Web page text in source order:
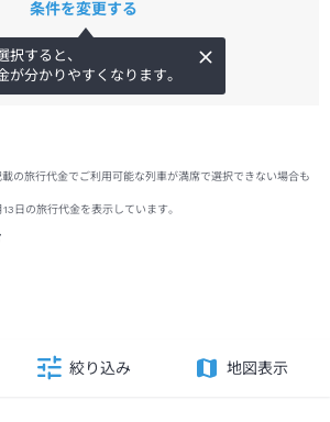
条件を変更する
択すると、
が分かりやすくなります。
の旅行代金でご利用可能な列車が満席で選択できない場合も
の旅行代金を表示しています。
絞り込み 地図表示